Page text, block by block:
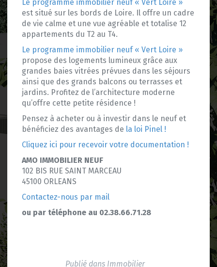
Le programme immobilier neuf « Vert Loire »
est situé sur les bords de Loire. Il offre un cadre
de vie calme et une vue agréable et totalise 12
appartements du T2 au T4.
Le programme immobilier neuf « Vert Loire »
propose des logements lumineux grâce aux
grandes baies vitrées prévues dans les séjours
ainsi que des grands balcons ou terrasses et
jardins. Profitez de l’architecture moderne
qu’offre cette petite résidence !
Pensez à acheter ou à investir dans le neuf et
bénéficiez des avantages de la loi Pinel !
Cliquez ici pour recevoir votre documentation !
AMO IMMOBILIER NEUF
102 BIS RUE SAINT MARCEAU
45100 ORLEANS
Contactez-nous par mail
ou par téléphone au 02.38.66.71.28
Publié dans Immobilier